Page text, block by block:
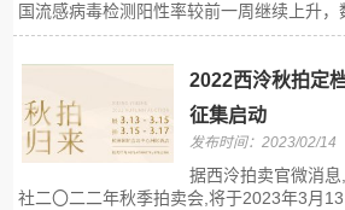
国流感病毒检测阳性率较前一周继续上升，
2022西泠秋拍定
征集启动
发布时间：2023/02/14
据西泠拍卖官微消
社二〇二二年秋季拍卖会,将于2023年3月